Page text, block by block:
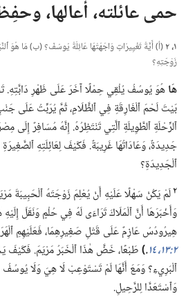
حمى عائلته،‏ أعالها،‏
١،‏ ٢
(‏أ)‏ أَيَّةُ تَغْيِيرَاتٍ وَاجَهَتْهَا عَائِلَةُ يُوسُفَ؟‏ (‏ب)‏ مَا هُوَ
زَوْجَتِهِ؟‏
هَاهُوَ يُوسُفُ يُلْقِي حِمْلًا آخَرَ عَلَى ظَهْرِ دَابَّتِهِ.‏
بَيْتَ لَحْمَ ٱلْغَارِقَةِ فِي ٱلظَّلَامِ،‏ ثُمَّ يُرَبِّتُ عَلَى
ٱلرِّحْلَةِ ٱلطَّوِيلَةِ ٱلَّتِي تَنْتَظِرُهُ.‏ إِنَّهُ مُسَافِرٌ إِلَى
جَدِيدَةٌ،‏ وَعَادَاتُهَا غَرِيبَةٌ.‏ فَكَيْفَ لِعَائِلَتِهِ
ٱلْجَدِيدَةِ؟‏
٢لَمْ يَكُنْ سَهْلًا عَلَيْهِ أَنْ يُعْلِمَ زَوْجَتَهُ ٱلْحَبِيبَةَ
وَأَخْبَرَهَا أَنَّ ٱلْمَلَاكَ تَرَاءَى لَهُ فِي حُلْمٍ وَنَقَلَ إِلَيْهِ
هِيرُودُسُ عَازِمٌ عَلَى قَتْلِ صَغِيرِهِمَا،‏ فَعَلَيْهِمِ
٢:‏​١٣،‏ ١٤
‏.‏
‏)‏طَبْعًا،‏ خَضَّ هٰذَا ٱلْخَبَرُ مَرْيَمَ.‏ فَكَيْفَ
ٱلْبَرِيءِ؟‏ وَمَعَ أَنَّهَا لَمْ تَسْتَوْعِبْ لَا هِيَ وَلَا يُوسُفُ
وَٱسْتَعَدَّا لِلرَّحِيلِ.‏